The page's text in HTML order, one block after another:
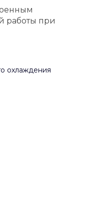
работы при
охлаждения